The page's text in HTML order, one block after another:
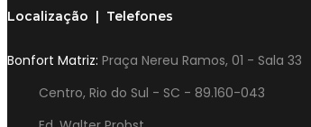
Localização | Telefones
Bonfort Matriz: Praça Nereu Ramos, 01 - Sala 33
Centro, Rio do Sul - SC - 89.160-043